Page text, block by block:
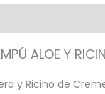
ALOE Y
y Ricino de